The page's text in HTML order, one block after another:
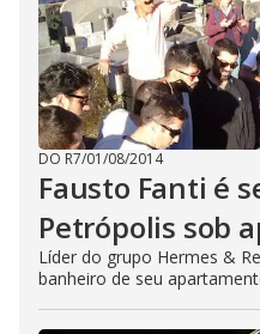
DO R7/01/08/2014
Fausto Fanti é
Petrópolis sob
Líder do grupo Hermes &
banheiro de seu